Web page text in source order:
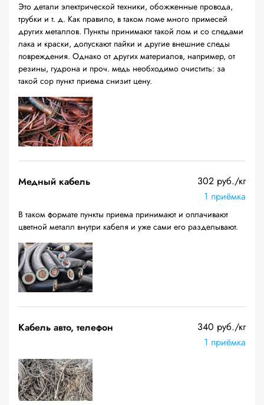
Это детали электрической техники, обожженные провода,
трубки и т. д. Как правило, в таком ломе много примесей
других металлов. Пункты принимают такой лом и со следами
лака и краски, допускают пайки и другие внешние следы
повреждения. Однако от других материалов, например, от
резины, гудрона и проч. медь необходимо очистить: за
такой сор пункт приема снизит цену.
Медный кабель
302 руб./кг
1 приёмка
В таком формате пункты приема принимают и оплачивают
цветной металл внутри кабеля и уже сами его разделывают.
Кабель авто, телефон
340 руб./кг
1 приёмка